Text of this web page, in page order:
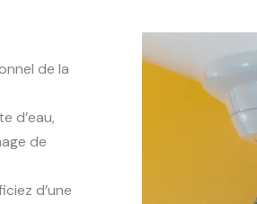
de la
d’eau,
de
d’une